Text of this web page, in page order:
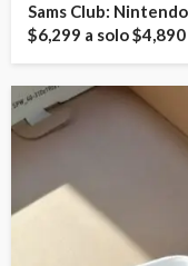
Sams Club:
$6,299 a solo $4,890